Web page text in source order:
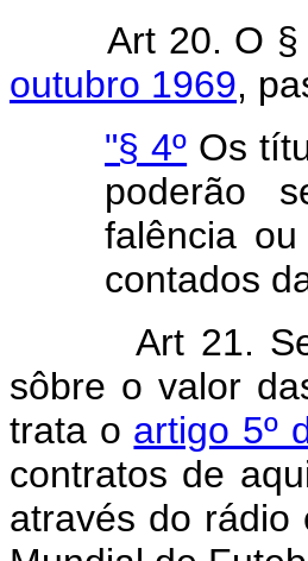
Art 20. O
outubro 1969,
"§ 4º Os
poderão
falência
contados
Art 21.
sôbre o valor
trata o artigo 5º
contratos de
através do rádio